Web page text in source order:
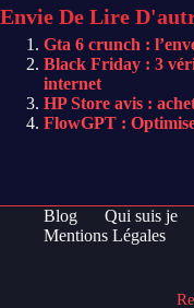
Envie De Lire
Gta 6 crunch :
Black Friday : 3
internet
HP Store avis :
FlowGPT :
Blog Qui suis je
Mentions Légales